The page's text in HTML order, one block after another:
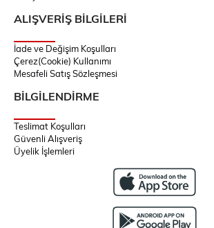
ALIŞVERİŞ BİLGİLERİ
İade ve Değişim Koşulları
Çerez(Cookie) Kullanımı
Mesafeli Satış Sözleşmesi
BİLGİLENDİRME
Teslimat Koşulları
Güvenli Alışveriş
Üyelik İşlemleri